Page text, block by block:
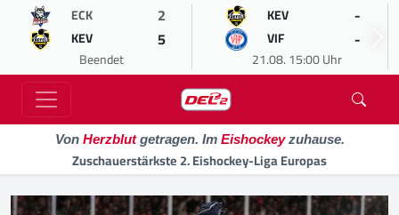
ECK 2
KEV 5
Beendet
KEV -
VIF -
21.08. 15:00 Uhr
Von Herzblutgetragen. Im Eishockeyzuhause.
Zuschauerstärkste 2. Eishockey-Liga Europas